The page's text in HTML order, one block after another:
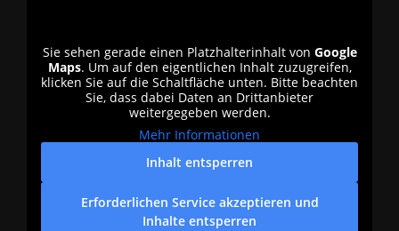
Sie sehen gerade einen Platzhalterinhalt von Google
Maps. Um auf den eigentlichen Inhalt zuzugreifen,
klicken Sie auf die Schaltfläche unten. Bitte beachten
Sie, dass dabei Daten an Drittanbieter
weitergegeben werden.
Mehr Informationen
Inhalt entsperren
Erforderlichen Service akzeptieren und
Inhalte entsperren